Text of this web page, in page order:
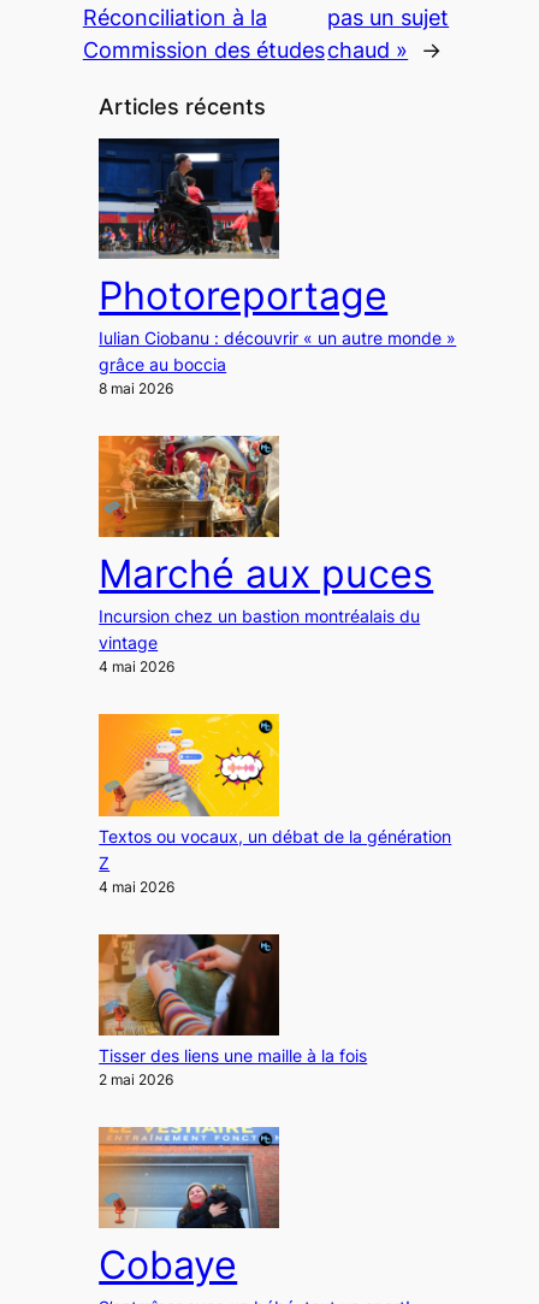
Réconciliation à la
Commission des études
pas un sujet
chaud »
→
Articles récents
Photoreportage
Iulian Ciobanu : découvrir « un autre monde »
grâce au boccia
8 mai 2026
Marché aux puces
Incursion chez un bastion montréalais du
vintage
4 mai 2026
Textos ou vocaux, un débat de la génération
Z
4 mai 2026
Tisser des liens une maille à la fois
2 mai 2026
Cobaye